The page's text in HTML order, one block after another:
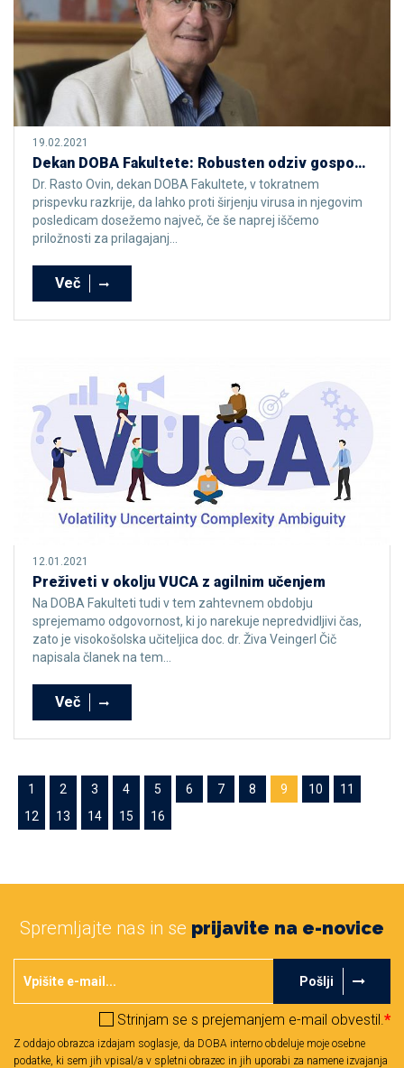
19.02.2021
Dekan DOBA Fakultete: Robusten odziv gospodarstva na drugi val virusa
Dr. Rasto Ovin, dekan DOBA Fakultete, v tokratnem
prispevku razkrije, da lahko proti širjenju virusa in njegovim
posledicam dosežemo največ, če še naprej iščemo
priložnosti za prilagajanj...
Več
12.01.2021
Preživeti v okolju VUCA z agilnim učenjem
Na DOBA Fakulteti tudi v tem zahtevnem obdobju
sprejemamo odgovornost, ki jo narekuje nepredvidljivi čas,
zato je visokošolska učiteljica doc. dr. Živa Veingerl Čič
napisala članek na tem...
Več
1 2 3 4 5 6 7 8 9 10
11
12
13 14 15 16
Spremljajte nas in se prijavite na e-novice
Pošlji
Strinjam se s prejemanjem e-mail obvestil. *
Z oddajo obrazca izdajam soglasje, da DOBA interno obdeluje moje osebne
podatke, ki sem jih vpisal/a v spletni obrazec in jih uporabi za namene izvajanja